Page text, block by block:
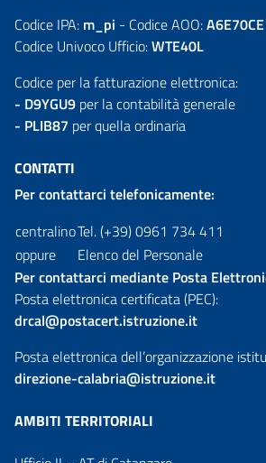
Codice IPA: m_pi - Codice AOO:A6E70CE
Codice Univoco Ufficio:WTE40L
Codice per la fatturazione elettronica:
- D9YGU9 per la contabilità generale
- PLIB87 per quella ordinaria
CONTATTI
Per contattarci telefonicamente:
centralinoTel. (+39) 0961 734 411
oppure
Elenco del Personale
Per contattarci mediante Posta
Posta elettronica certificata (PEC):
drcal@postacert.istruzione.it
Posta elettronica dell’organizzazione
direzione-calabria@istruzione.it
AMBITI TERRITORIALI